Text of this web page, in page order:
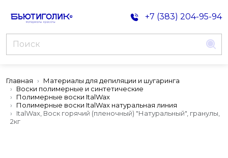
+7 (383) 204-95-94
Главная
Материалы для депиляции и шугаринга
Воски полимерные и синтетические
Полимерные воски ItalWax
Полимерные воски ItalWax натуральная линия
ItalWax, Воск горячий (пленочный) "Натуральный", гранулы,
2кг